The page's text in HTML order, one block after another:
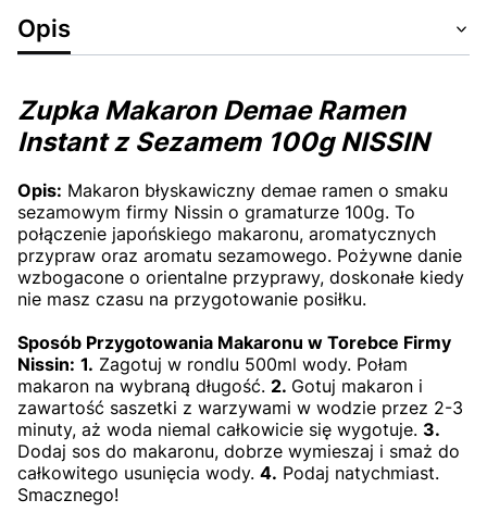
Opis
Zupka Makaron Demae Ramen
Instant z Sezamem 100g NISSIN
Opis: Makaron błyskawiczny demae ramen o smaku
sezamowym firmy Nissin o gramaturze 100g. To
połączenie japońskiego makaronu, aromatycznych
przypraw oraz aromatu sezamowego. Pożywne danie
wzbogacone o orientalne przyprawy, doskonałe kiedy
nie masz czasu na przygotowanie posiłku.
Sposób Przygotowania Makaronu w Torebce Firmy
Nissin: 1. Zagotuj w rondlu 500ml wody. Połam
makaron na wybraną długość. 2. Gotuj makaron i
zawartość saszetki z warzywami w wodzie przez 2-3
minuty, aż woda niemal całkowicie się wygotuje. 3.
Dodaj sos do makaronu, dobrze wymieszaj i smaż do
całkowitego usunięcia wody. 4. Podaj natychmiast.
Smacznego!